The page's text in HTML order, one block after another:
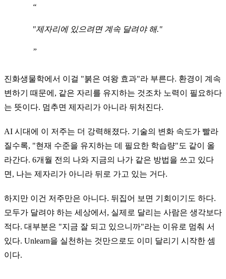
"제자리에 있으려면 계속 달려야 해."
진화생물학에서 이걸 "붉은 여왕 효과"라 부른다. 환경이 계속
변하기 때문에, 같은 자리를 유지하는 것조차 노력이 필요하다
는 뜻이다. 멈추면 제자리가 아니라 뒤처진다.
AI 시대에 이 저주는 더 강력해졌다. 기술의 변화 속도가 빨라
질수록, "현재 수준을 유지하는 데 필요한 학습량"도 같이 올
라간다. 6개월 전의 나와 지금의 나가 같은 방법을 쓰고 있다
면, 나는 제자리가 아니라 뒤로 가고 있는 거다.
하지만 이건 저주만은 아니다. 뒤집어 보면 기회이기도 하다.
모두가 달려야 하는 세상에서, 실제로 달리는 사람은 생각보다
적다. 대부분은 "지금 잘 되고 있으니까"라는 이유로 멈춰 서
있다. Unlearn을 실천하는 것만으로도 이미 달리기 시작한 셈
이다.